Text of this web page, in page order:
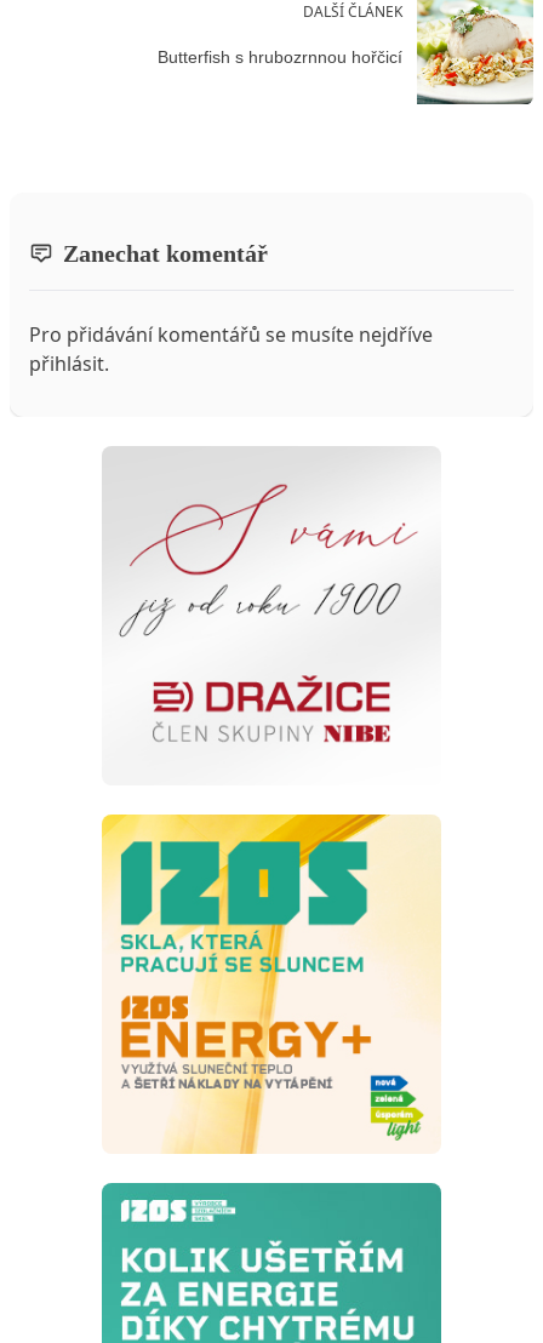
DALŠÍ ČLÁNEK
Butterfish s hrubozrnnou hořčicí
Zanechat komentář
Pro přidávání komentářů se musíte nejdříve
přihlásit.